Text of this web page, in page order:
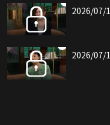
2026/07/
2026/07/